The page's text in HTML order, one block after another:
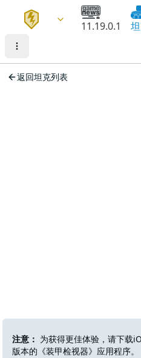
11.19.0.1
返回坦克列表
注意： 为获得更佳体验，请下载
版本的《装甲检视器》应用程序。